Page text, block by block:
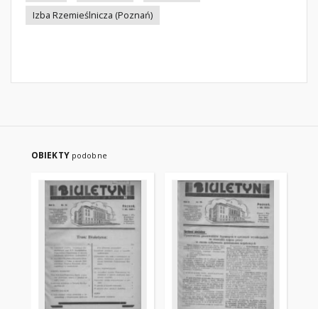
Izba Rzemieślnicza (Poznań)
OBIEKTY podobne